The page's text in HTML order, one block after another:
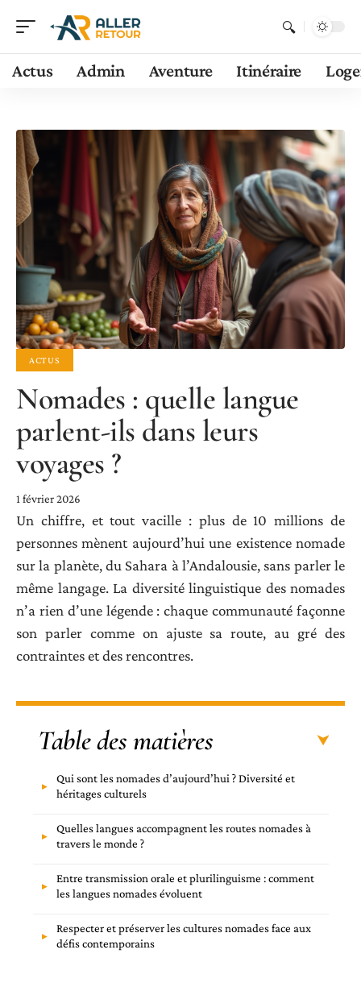
Actus Admin Aventure Itinéraire
ACTUS
Nomades : quelle langue
parlent-ils dans leurs
voyages ?
1 février 2026
Un chiffre, et tout vacille : plus de 10 millions de
personnes mènent aujourd’hui une existence nomade
sur la planète, du Sahara à l’Andalousie, sans parler le
même langage. La diversité linguistique des nomades
n’a rien d’une légende : chaque communauté façonne
son parler comme on ajuste sa route, au gré des
contraintes et des rencontres.
Table des matières
Qui sont les nomades d’aujourd’hui ? Diversité et
héritages culturels
Quelles langues accompagnent les routes nomades à
travers le monde ?
Entre transmission orale et plurilinguisme : comment
les langues nomades évoluent
Respecter et préserver les cultures nomades face aux
défis contemporains